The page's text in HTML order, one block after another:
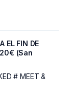
EL FIN DE
20€ (San
# MEET &